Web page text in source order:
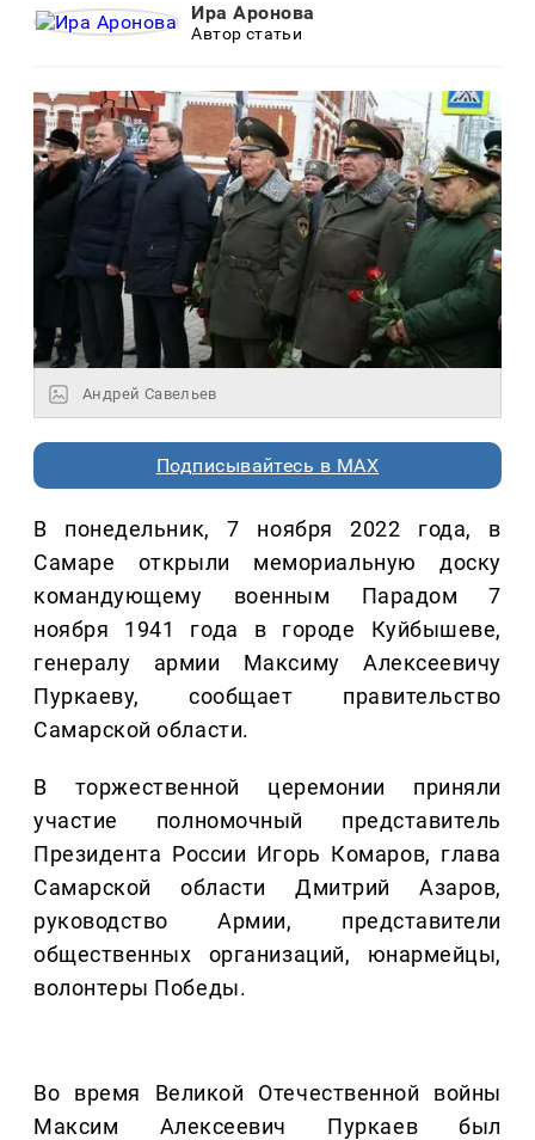
Ира Аронова
Автор статьи
Андрей Савельев
Подписывайтесь в MAX
В понедельник, 7 ноября 2022 года, в
Самаре открыли мемориальную доску
командующему военным Парадом 7
ноября 1941 года в городе Куйбышеве,
генералу армии Максиму Алексеевичу
Пуркаеву, сообщает правительство
Самарской области.
В торжественной церемонии приняли
участие полномочный представитель
Президента России Игорь Комаров, глава
Самарской области Дмитрий Азаров,
руководство Армии, представители
общественных организаций, юнармейцы,
волонтеры Победы.
Во время Великой Отечественной войны
Максим Алексеевич Пуркаев был